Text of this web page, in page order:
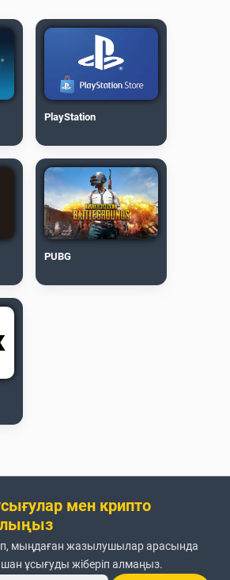
PlayStation
PUBG
мен крипто
мыңдаған жазылушылар арасында
ұсығуды жіберіп алмаңыз.